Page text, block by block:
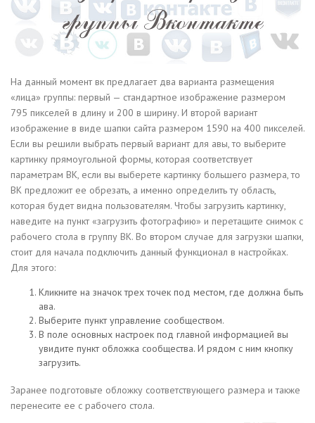
На данный момент вк предлагает два варианта размещения
«лица» группы: первый — стандартное изображение размером
795 пикселей в длину и 200 в ширину. И второй вариант
изображение в виде шапки сайта размером 1590 на 400 пикселей.
Если вы решили выбрать первый вариант для авы, то выберите
картинку прямоугольной формы, которая соответствует
параметрам ВК, если вы выберете картинку большего размера, то
ВК предложит ее обрезать, а именно определить ту область,
которая будет видна пользователям. Чтобы загрузить картинку,
наведите на пункт «загрузить фотографию» и перетащите снимок с
рабочего стола в группу ВК. Во втором случае для загрузки шапки,
стоит для начала подключить данный функционал в настройках.
Для этого:
Кликните на значок трех точек под местом, где должна быть
ава.
Выберите пункт управление сообществом.
В поле основных настроек под главной информацией вы
увидите пункт обложка сообщества. И рядом с ним кнопку
загрузить.
Заранее подготовьте обложку соответствующего размера и также
перенесите ее с рабочего стола.